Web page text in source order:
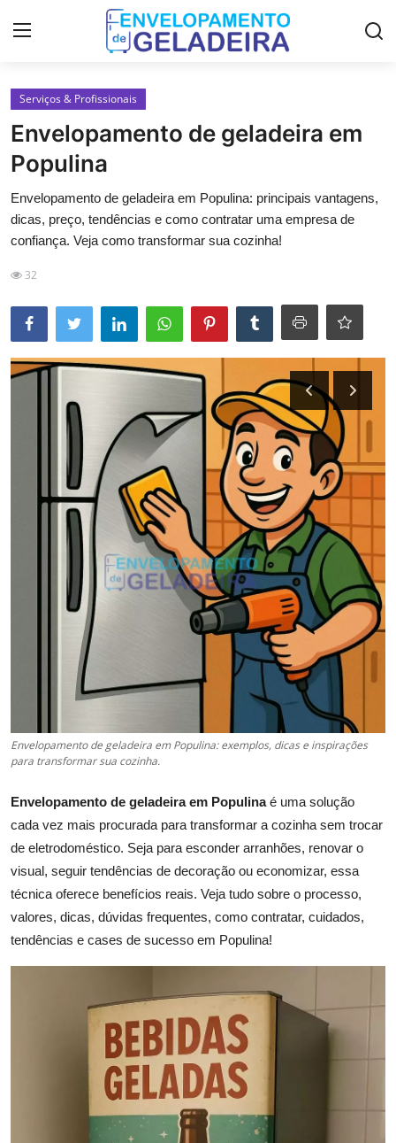
Login
Curso de Envelopamento de
Geladeira
Galeria
Serviços & Profissionais
Envelopamento de geladeira em
Populina
Envelopamento de geladeira em Populina: principais vantagens,
dicas, preço, tendências e como contratar uma empresa de
confiança. Veja como transformar sua cozinha!
32
Envelopamento de geladeira em Populina: exemplos, dicas e inspirações
para transformar sua cozinha.
Envelopamento de geladeira em Populinaé uma solução
cada vez mais procurada para transformar a cozinha sem trocar
de eletrodoméstico. Seja para esconder arranhões, renovar o
visual, seguir tendências de decoração ou economizar, essa
técnica oferece benefícios reais. Veja tudo sobre o processo,
valores, dicas, dúvidas frequentes, como contratar, cuidados,
tendências e cases de sucesso em Populina!